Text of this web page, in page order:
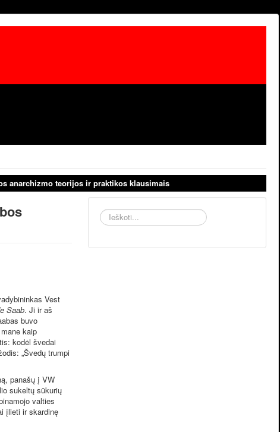
anarchizmo teorijos ir praktikos klausimais
Vest
Saab. Ji ir aš
buvo
kaip
kodėl švedai
„Švedų trumpi
panašų į VW
sukeltų sūkurių
valties
įlieti ir skardinę
Ieškoti...